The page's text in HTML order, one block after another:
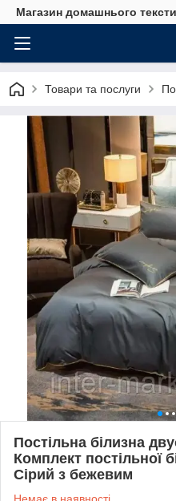
Магазин домашнього
Товари та послуги
Постільна білизна
Комплект постільної
Сірий з бежевим
Немає в наявності